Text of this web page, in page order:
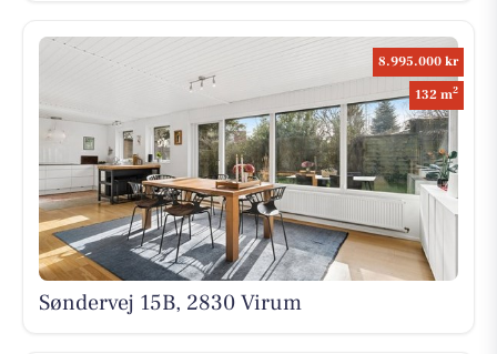
8.995.000 kr
132 m2
Søndervej 15B, 2830 Virum